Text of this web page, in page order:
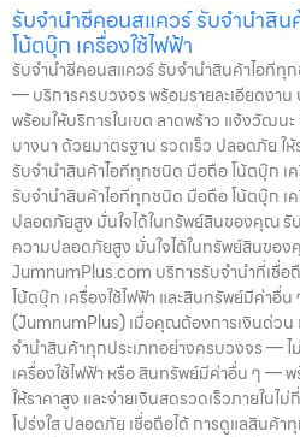
รับจำนำซีคอนสแควร์ รับจำนำสิ
โน้ตบุ๊ก เครื่องใช้ไฟฟ้า
รับจำนำซีคอนสแควร์ รับจำนำสินค้าไอทีทุ
— บริการครบวงจร พร้อมรายละเอียดงา
พร้อมให้บริการในเขต ลาดพร้าว แจ้งวัฒน
บางนา ด้วยมาตรฐาน รวดเร็ว ปลอดภัย
รับจำนำสินค้าไอทีทุกชนิด มือถือ โน้ตบุ๊ก เ
รับจำนำสินค้าไอทีทุกชนิด มือถือ โน้ตบุ๊ก เ
ปลอดภัยสูง มั่นใจได้ในทรัพย์สินของคุณ รั
ความปลอดภัยสูง มั่นใจได้ในทรัพย์สินขอ
JumnumPlus.com บริการรับจำนำที่เชื่อ
โน้ตบุ๊ก เครื่องใช้ไฟฟ้า และสินทรัพย์มีค่าอื่น
(JumnumPlus) เมื่อคุณต้องการเงินด่วน
จำนำสินค้าทุกประเภทอย่างครบวงจร —
เครื่องใช้ไฟฟ้า หรือ สินทรัพย์มีค่าอื่น ๆ —
ให้ราคาสูง และจ่ายเงินสดรวดเร็วภายในไ
โปร่งใส ปลอดภัย เชื่อถือได้ การดูแลสินค้